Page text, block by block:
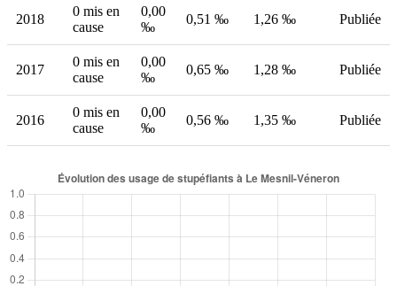
2018
0 mis en
cause
0,00
‰
0,51 ‰ 1,26 ‰ Publiée
2017
0 mis en
cause
0,00
‰
0,65 ‰ 1,28 ‰ Publiée
2016
0 mis en
cause
0,00
‰
0,56 ‰ 1,35 ‰ Publiée